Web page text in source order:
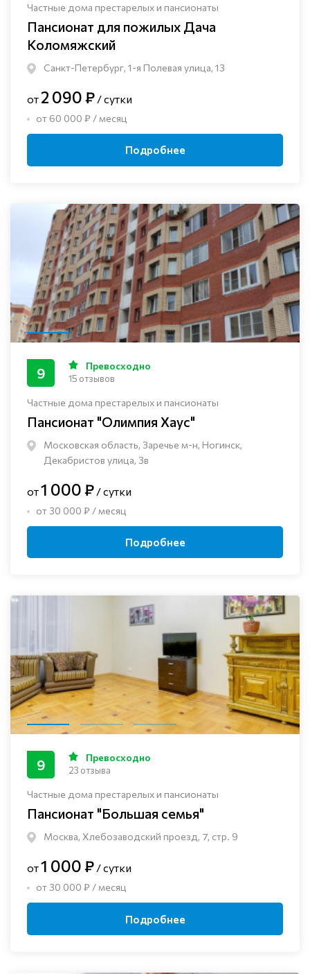
Частные дома престарелых и пансионаты
Пансионат для пожилых Дача
Коломяжский
Санкт-Петербург, 1-я Полевая улица, 13
от 2 090 ₽ / сутки
от 60 000 ₽ / месяц
Подробнее
Частные дома престарелых и пансионаты
Пансионат "Олимпия Хаус"
Московская область, Заречье м-н, Ногинск, ​
Декабристов улица, 3в
9 Превосходно
15 отзывов
от1 000 ₽ / сутки
от 30 000 ₽ / месяц
Подробнее
Частные дома престарелых и пансионаты
Пансионат "Большая семья"
Москва, Хлебозаводский проезд, 7, стр. 9
9 Превосходно
23 отзыва
от1 000 ₽ / сутки
от 30 000 ₽ / месяц
Подробнее